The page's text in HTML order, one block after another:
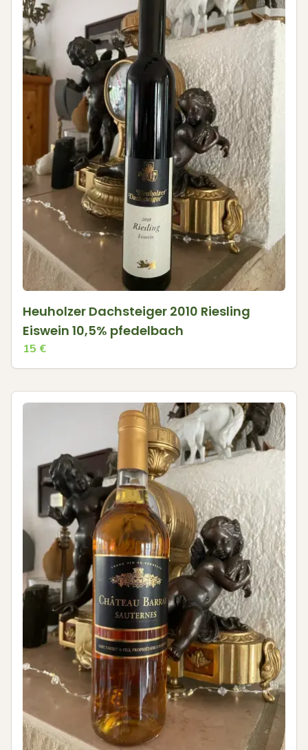
Heuholzer Dachsteiger 2010 Riesling
Eiswein 10,5% pfedelbach
15 €